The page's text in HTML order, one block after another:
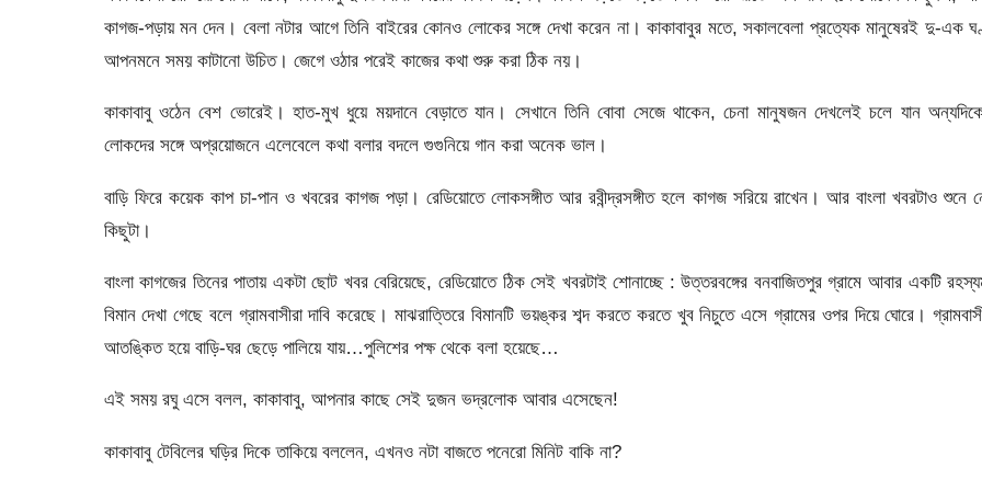
কাগজ-পড়ায় মন দেন। বেলা নটার আগে তিনি বাইরের কোনও লোকের সঙ্গে দেখা করেন না। কাকাবাবুর মতে, সকালবেলা প্রত্যেক মানুষেরই দু-এক
আপনমনে সময় কাটানো উচিত। জেগে ওঠার পরেই কাজের কথা শুরু করা ঠিক নয়।
কাকাবাবু ওঠেন বেশ ভোরেই। হাত-মুখ ধুয়ে ময়দানে বেড়াতে যান। সেখানে তিনি বোবা সেজে থাকেন, চেনা মানুষজন দেখলেই চলে যান
লোকদের সঙ্গে অপ্রয়োজনে এলেবেলে কথা বলার বদলে গুগুনিয়ে গান করা অনেক ভাল।
বাড়ি ফিরে কয়েক কাপ চা-পান ও খবরের কাগজ পড়া। রেডিয়োতে লোকসঙ্গীত আর রবীন্দ্রসঙ্গীত হলে কাগজ সরিয়ে রাখেন। আর বাংলা খবরটাও শুনে
কিছুটা।
বাংলা কাগজের তিনের পাতায় একটা ছোট খবর বেরিয়েছে, রেডিয়োতে ঠিক সেই খবরটাই শোনাচ্ছে : উত্তরবঙ্গের বনবাজিতপুর গ্রামে আবার একটি
বিমান দেখা গেছে বলে গ্রামবাসীরা দাবি করেছে। মাঝরাত্তিরে বিমানটি ভয়ঙ্কর শব্দ করতে করতে খুব নিচুতে এসে গ্রামের ওপর দিয়ে ঘোরে।
আতঙ্কিত হয়ে বাড়ি-ঘর ছেড়ে পালিয়ে যায়…পুলিশের পক্ষ থেকে বলা হয়েছে…
এই সময় রঘু এসে বলল, কাকাবাবু, আপনার কাছে সেই দুজন ভদ্রলোক আবার এসেছেন!
কাকাবাবু টেবিলের ঘড়ির দিকে তাকিয়ে বললেন, এখনও নটা বাজতে পনেরো মিনিট বাকি না?